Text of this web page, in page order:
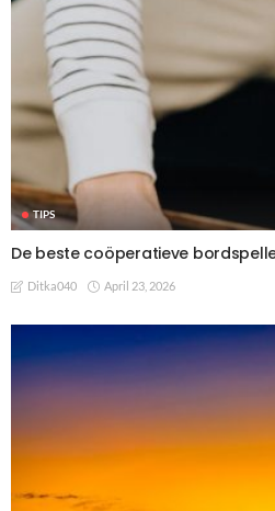
TIPS
De beste coöperatieve
Ditka040 April 23, 2026